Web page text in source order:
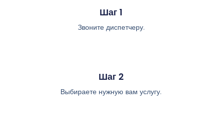
Шаг 1
Звоните диспетчеру.
Шаг 2
Выбираете нужную вам услугу.